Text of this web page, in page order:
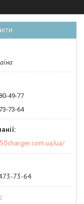
49-77
73-64
ua/
73-64